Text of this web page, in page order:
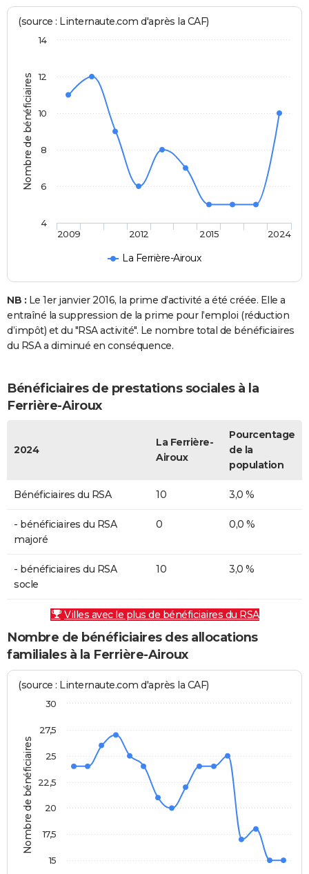
Nombre de bénéficiaires
(source : Linternaute.com d'après la CAF)
La Ferrière-Airoux
2009 2012 2015 2024
4
6
8
10
12
14
NB : Le 1er janvier 2016, la prime d’activité a été créée. Elle a
entraîné la suppression de la prime pour l’emploi (réduction
d’impôt) et du "RSA activité". Le nombre total de bénéficiaires
du RSA a diminué en conséquence.
Bénéficiaires de prestations sociales à la
Ferrière-Airoux
2024
La Ferrière-
Airoux
Pourcentage
de la
population
Bénéficiaires du RSA 10 3,0 %
- bénéficiaires du RSA
majoré
0 0,0 %
- bénéficiaires du RSA
socle
10 3,0 %
Villes avec le plus de bénéficiaires du RSA
Nombre de bénéficiaires des allocations
familiales à la Ferrière-Airoux
Nombre de bénéficiaires
(source : Linternaute.com d'après la CAF)
15
17,5
20
22,5
25
27,5
30